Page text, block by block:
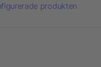
produkten